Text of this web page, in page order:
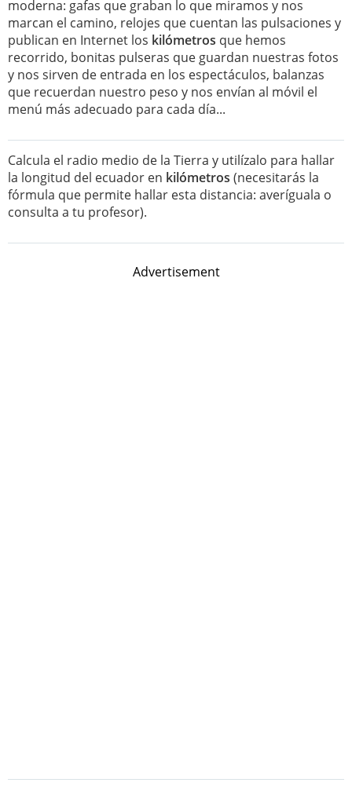
moderna: gafas que graban lo que miramos y nos
marcan el camino, relojes que cuentan las pulsaciones y
publican en Internet los kilómetros que hemos
recorrido, bonitas pulseras que guardan nuestras fotos
y nos sirven de entrada en los espectáculos, balanzas
que recuerdan nuestro peso y nos envían al móvil el
menú más adecuado para cada día...
Calcula el radio medio de la Tierra y utilízalo para hallar
la longitud del ecuador en kilómetros (necesitarás la
fórmula que permite hallar esta distancia: averíguala o
consulta a tu profesor).
Advertisement